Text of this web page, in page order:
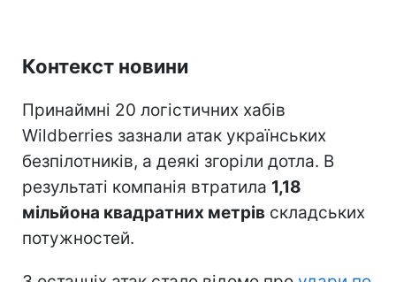
Контекст новини
Принаймні 20 логістичних хабів
Wildberries зазнали атак українських
безпілотників, а деякі згоріли дотла. В
результаті компанія втратила 1,18
мільйона квадратних метрів складських
потужностей.